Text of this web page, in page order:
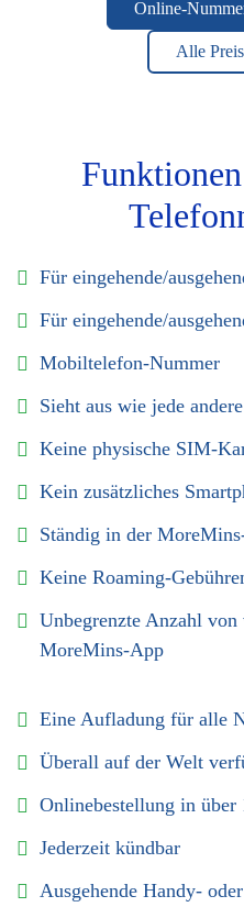
Online-
Alle
Für eingehende/
Für eingehende/
Mobiltelefon-Nummer
Sieht aus wie jede
Keine physische SIM-
Kein zusätzliches
Ständig in der
Keine Roaming-
Unbegrenzte Anzahl
MoreMins-App
Eine Aufladung für alle
Überall auf der Welt
Onlinebestellung in über
Jederzeit kündbar
Ausgehende Handy-